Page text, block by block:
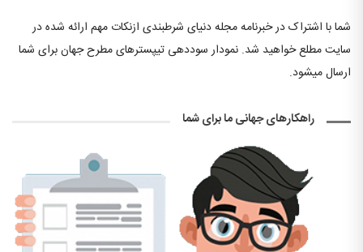
شما با اشتراک در خبرنامه مجله دنیای شرطبندی ازنکات مهم ارائه شده در
سایت مطلع خواهید شد. نمودار سوددهی تیپسترهای مطرح جهان برای شما
ارسال میشود.
راهکارهای جهانی ما برای شما